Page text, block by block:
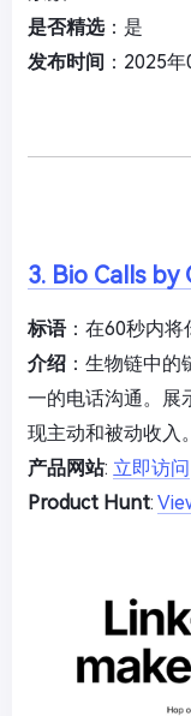
是否精选：是
发布时间 ：2025
3. Bio Calls by
标语：在60秒内将
介绍 ：生物链中
一的电话沟通。展
现主动和被动收入。
产品网站: 立即访问
Product Hunt: